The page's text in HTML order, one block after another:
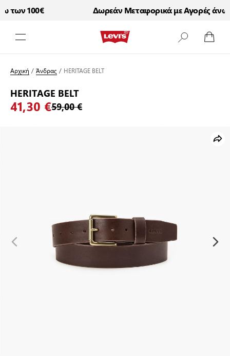
των 100€ Δωρεάν Μεταφορικά με Αγορές άνω
Αρχική /Άνδρας / HERITAGE BELT
HERITAGE BELT
41,30 €59,00 €